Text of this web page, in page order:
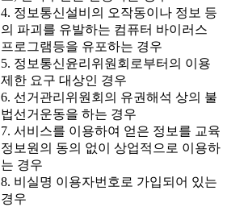
4. 정보통신설비의 오작동이나 정보 등
의 파괴를 유발하는 컴퓨터 바이러스
프로그램등을 유포하는 경우
5. 정보통신윤리위원회로부터의 이용
제한 요구 대상인 경우
6. 선거관리위원회의 유권해석 상의 불
법선거운동을 하는 경우
7. 서비스를 이용하여 얻은 정보를 교육
정보원의 동의 없이 상업적으로 이용하
는 경우
8. 비실명 이용자번호로 가입되어 있는
경우